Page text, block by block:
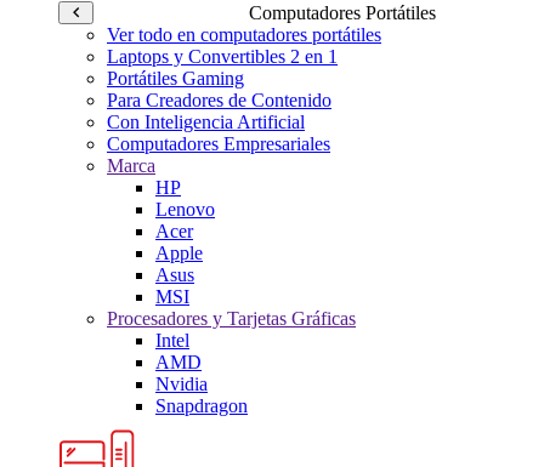
Computadores Portátiles
Ver todo en computadores portátiles
Laptops y Convertibles 2 en 1
Portátiles Gaming
Para Creadores de Contenido
Con Inteligencia Artificial
Computadores Empresariales
Marca
HP
Lenovo
Acer
Apple
Asus
MSI
Procesadores y Tarjetas Gráficas
Intel
AMD
Nvidia
Snapdragon